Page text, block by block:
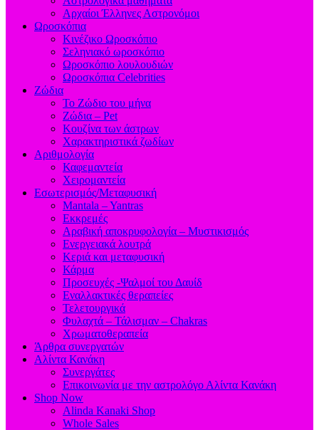
Aρχαίοι Έλληνες Αστρονόμοι
Ωροσκόπια
Κινέζικο Ωροσκόπιο
Σεληνιακό ωροσκόπιο
Ωροσκόπιο λουλουδιών
Ωροσκόπια Celebrities
Ζώδια
Το Ζώδιο του μήνα
Ζώδια – Pet
Κουζίνα των άστρων
Χαρακτηριστικά ζωδίων
Αριθμολογία
Καφεμαντεία
Χειρομαντεία
Εσωτερισμός/Μεταφυσική
Mantala – Yantras
Εκκρεμές
Αραβική αποκρυφολογία – Μυστικισμός
Ενεργειακά λουτρά
Κεριά και μεταφυσική
Κάρμα
Προσευχές -Ψαλμοί του Δαυίδ
Εναλλακτικές θεραπείες
Τελετουργικά
Φυλαχτά – Τάλισμαν – Chakras
Χρωματοθεραπεία
Άρθρα συνεργατών
Αλίντα Κανάκη
Συνεργάτες
Επικοινωνία με την αστρολόγο Αλίντα Κανάκη
Shop Now
Alinda Kanaki Shop
Whole Sales